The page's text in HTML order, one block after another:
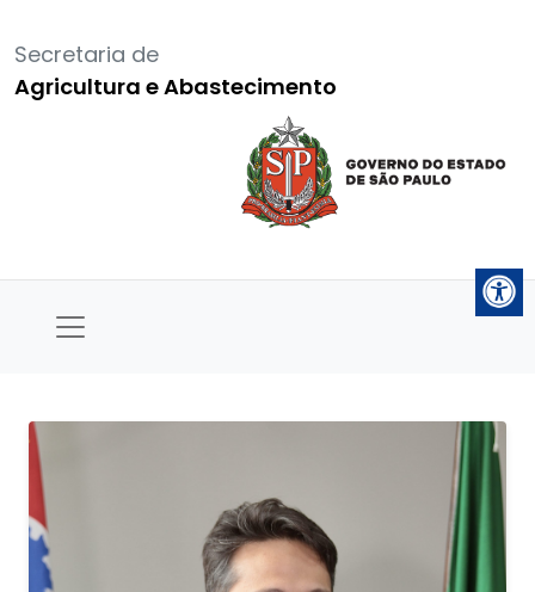
Secretaria de
Agricultura e Abastecimento